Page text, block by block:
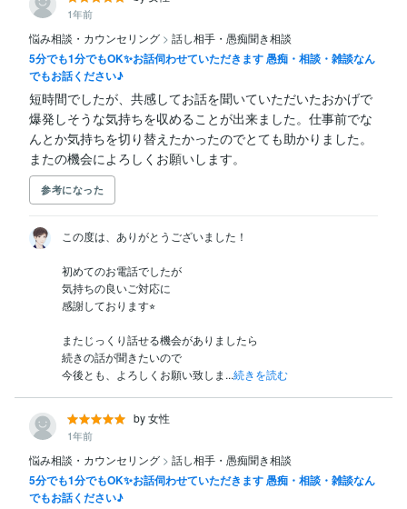
1年前
悩み相談・カウンセリング > 話し相手・愚痴聞き相談
5分でも1分でもOK✨お話伺わせていただきます 愚痴・相談・雑談なん
でもお話ください♪
短時間でしたが、共感してお話を聞いていただいたおかげで
爆発しそうな気持ちを収めることが出来ました。仕事前でな
んとか気持ちを切り替えたかったのでとても助かりました。
またの機会によろしくお願いします。
参考になった
この度は、ありがとうございました！
初めてのお電話でしたが
気持ちの良いご対応に
感謝しております⭐︎
またじっくり話せる機会がありましたら
続きの話が聞きたいので
今後とも、よろしくお願い致しま...続きを読む
by 女性
1年前
悩み相談・カウンセリング > 話し相手・愚痴聞き相談
5分でも1分でもOK✨お話伺わせていただきます 愚痴・相談・雑談なん
でもお話ください♪